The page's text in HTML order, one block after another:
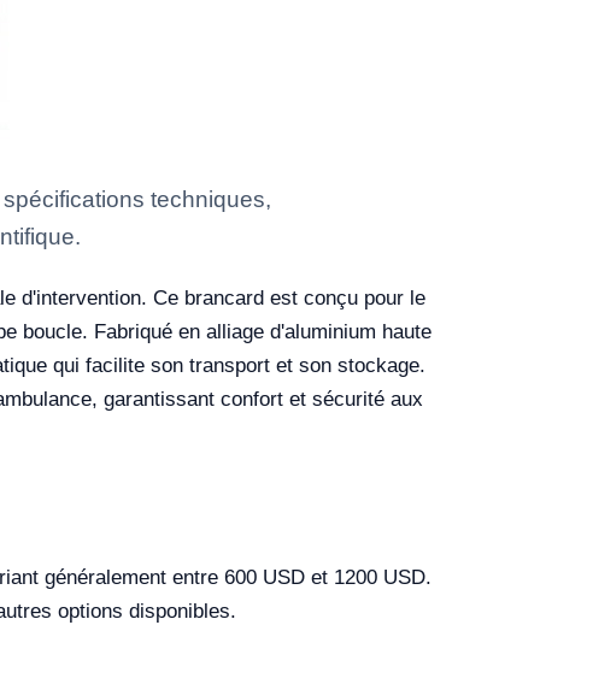
techniques,
d'intervention. Ce brancard est conçu pour le
boucle. Fabriqué en alliage d'aluminium haute
qui facilite son transport et son stockage.
garantissant confort et sécurité aux
généralement entre 600 USD et 1200 USD.
options disponibles.